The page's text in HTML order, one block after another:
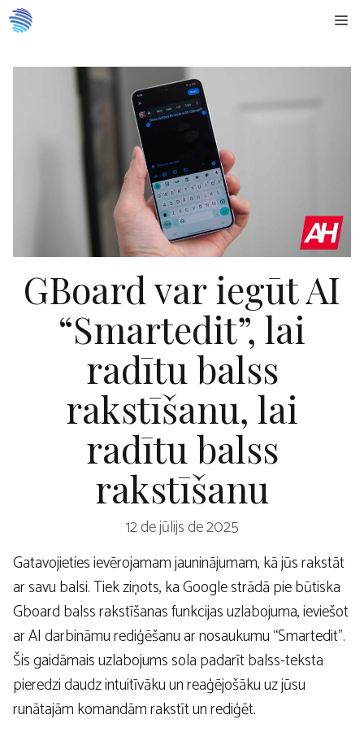
Doties
uz
GBoard var iegūt AI
“Smartedit”, lai
radītu balss
rakstīšanu, lai
radītu balss
rakstīšanu
12 de jūlijs de 2025
Gatavojieties ievērojamam jauninājumam, kā jūs rakstāt
ar savu balsi. Tiek ziņots, ka Google strādā pie būtiska
Gboard balss rakstīšanas funkcijas uzlabojuma, ieviešot
ar AI darbināmu rediģēšanu ar nosaukumu “Smartedit”.
Šis gaidāmais uzlabojums sola padarīt balss-teksta
pieredzi daudz intuitīvāku un reaģējošāku uz jūsu
runātajām komandām rakstīt un rediģēt.